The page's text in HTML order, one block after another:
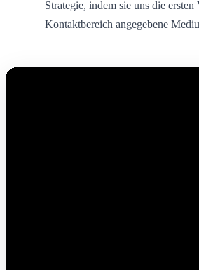
Strategie, indem sie uns die
Kontaktbereich angegebene